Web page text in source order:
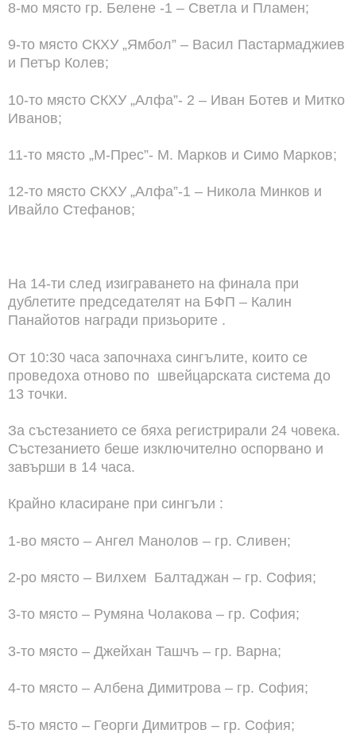
8-мо място гр. Белене -1 – Светла и Пламен;
9-то място СКХУ „Ямбол” – Васил Пастармаджиев
и Петър Колев;
10-то място СКХУ „Алфа”- 2 – Иван Ботев и Митко
Иванов;
11-то място „М-Прес”- М. Марков и Симо Марков;
12-то място СКХУ „Алфа”-1 – Никола Минков и
Ивайло Стефанов;
На 14-ти след изиграването на финала при
дублетите председателят на БФП – Калин
Панайотов награди призьорите .
От 10:30 часа започнаха сингълите, които се
проведоха отново по швейцарската система до
13 точки.
За състезанието се бяха регистрирали 24 човека.
Състезанието беше изключително оспорвано и
завърши в 14 часа.
Крайно класиране при сингъли :
1-во място – Ангел Манолов – гр. Сливен;
2-ро място – Вилхем Балтаджан – гр. София;
3-то място – Румяна Чолакова – гр. София;
3-то място – Джейхан Ташчъ – гр. Варна;
4-то място – Албена Димитрова – гр. София;
5-то място – Георги Димитров – гр. София;